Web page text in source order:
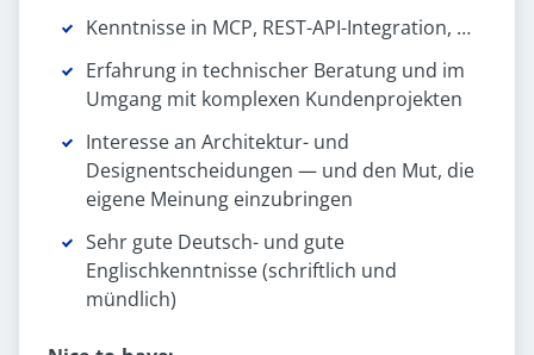
Kenntnisse in MCP, REST-API-Integration, …
Erfahrung in technischer Beratung und im
Umgang mit komplexen Kundenprojekten
Interesse an Architektur- und
Designentscheidungen — und den Mut, die
eigene Meinung einzubringen
Sehr gute Deutsch- und gute
Englischkenntnisse (schriftlich und
mündlich)